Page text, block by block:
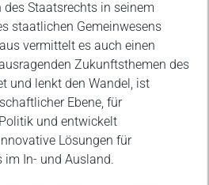
Staatsrechts in seinem
staatlichen Gemeinwesens
vermittelt es auch einen
Zukunftsthemen des
und lenkt den Wandel, ist
Ebene, für
und entwickelt
Lösungen für
im In- und Ausland.